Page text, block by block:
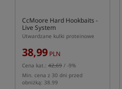
CcMoore Hard Hookbaits -
Live System
Utwardzane kulki proteinowe
38,99 PLN
Cena kat.: 42,69 / -9%
Min. cena z 30 dni przed
obniżką: 38.99